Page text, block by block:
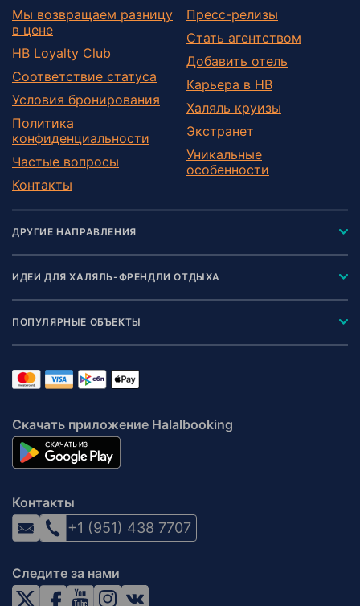
Мы возвращаем разницу
в цене
HB Loyalty Club
Соответствие статуса
Условия бронирования
Политика
конфиденциальности
Частые вопросы
Контакты
Пресс-релизы
Стать агентством
Добавить отель
Карьера в HB
Халяль круизы
Экстранет
Уникальные
особенности
ДРУГИЕ НАПРАВЛЕНИЯ
ИДЕИ ДЛЯ ХАЛЯЛЬ-ФРЕНДЛИ ОТДЫХА
ПОПУЛЯРНЫЕ ОБЪЕКТЫ
Скачать приложение Halalbooking
Контакты
+1 (951) 438 7707
Следите за нами